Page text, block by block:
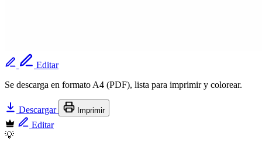
Editar
Se descarga en formato A4 (PDF), lista para imprimir y colorear.
Descargar Imprimir
Editar
💡